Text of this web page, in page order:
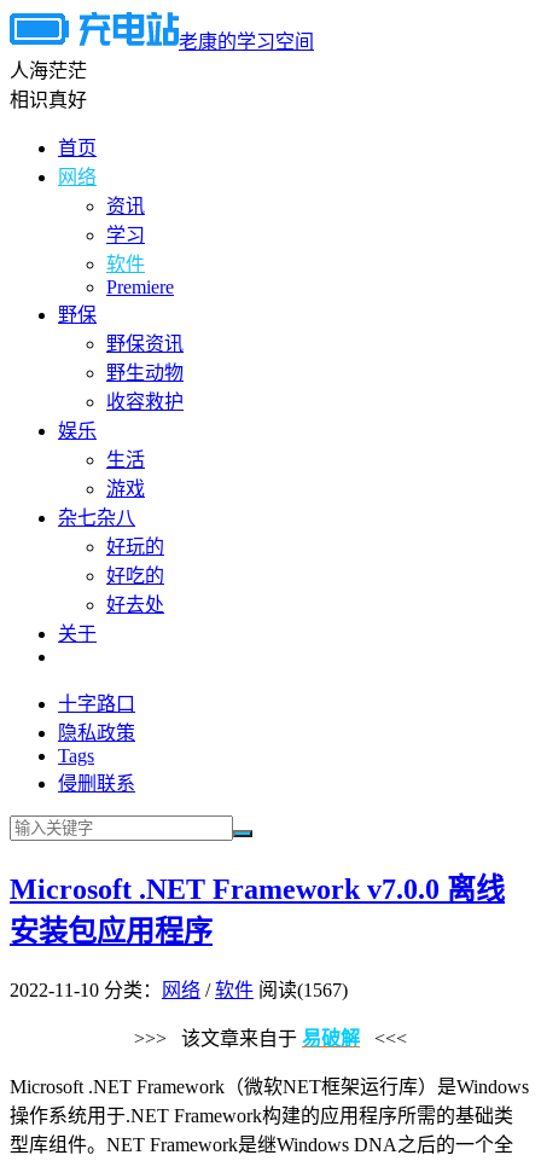
老康的学习空间
人海茫茫
相识真好
首页
网络
资讯
学习
软件
Premiere
野保
野保资讯
野生动物
收容救护
娱乐
生活
游戏
杂七杂八
好玩的
好吃的
好去处
关于
十字路口
隐私政策
Tags
侵删联系
Microsoft .NET Framework v7.0.0 离线
安装包应用程序
2022-11-10 分类： 网络 /软件 阅读(1567)
>>> 该文章来自于 易破解 <<<
Microsoft .NET Framework（微软NET框架运行库）是Windows
操作系统用于.NET Framework构建的应用程序所需的基础类
型库组件。NET Framework是继Windows DNA之后的一个全